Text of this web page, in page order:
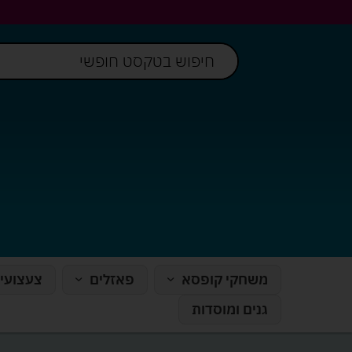
משחקי קופסא פאזלים
גנים ומוסדות